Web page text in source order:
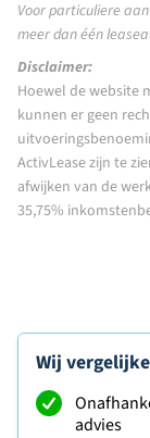
Voor particuliere
meer dan één
Disclaimer:
Hoewel de website
kunnen er geen
ActivLease zijn te
afwijken van de
35,75%
Wij
advies